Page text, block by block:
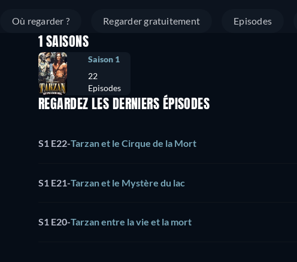
Où regarder ? Regarder gratuitement Episodes
1 SAISONS
Saison 1
22
Episodes
REGARDEZ LES DERNIERS ÉPISODES
S1 E22-Tarzan et le Cirque de la Mort
S1 E21-Tarzan et le Mystère du lac
S1 E20-Tarzan entre la vie et la mort